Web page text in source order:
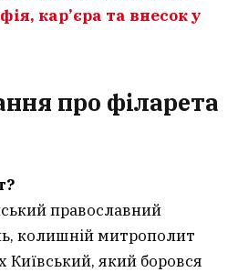
кар’єра та внесок у
про філарета
православний
колишній митрополит
Київський, який боровся